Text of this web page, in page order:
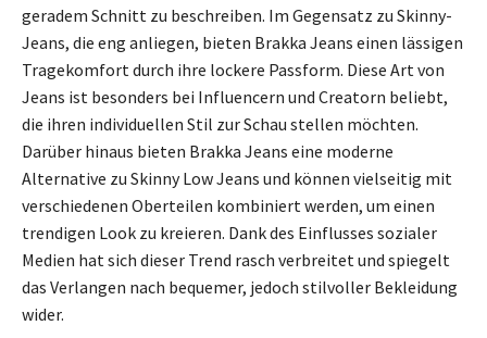
geradem Schnitt zu beschreiben. Im Gegensatz zu Skinny-
Jeans, die eng anliegen, bieten Brakka Jeans einen lässigen
Tragekomfort durch ihre lockere Passform. Diese Art von
Jeans ist besonders bei Influencern und Creatorn beliebt,
die ihren individuellen Stil zur Schau stellen möchten.
Darüber hinaus bieten Brakka Jeans eine moderne
Alternative zu Skinny Low Jeans und können vielseitig mit
verschiedenen Oberteilen kombiniert werden, um einen
trendigen Look zu kreieren. Dank des Einflusses sozialer
Medien hat sich dieser Trend rasch verbreitet und spiegelt
das Verlangen nach bequemer, jedoch stilvoller Bekleidung
wider.